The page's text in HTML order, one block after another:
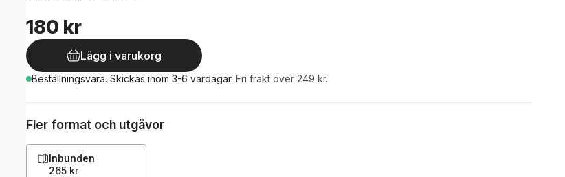
180 kr
Lägg i varukorg
Beställningsvara. Skickas inom 3-6 vardagar. Fri frakt över 249 kr.
Fler format och utgåvor
Inbunden
265 kr